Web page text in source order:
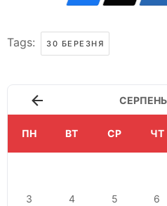
Tags: 30 БЕРЕЗНЯ
ПН ВТ СР ЧТ
3 4 5 6